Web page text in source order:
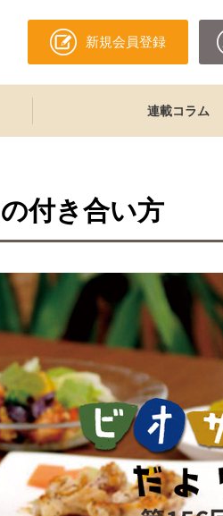
新規会員登録
連載コラム
付き合い方